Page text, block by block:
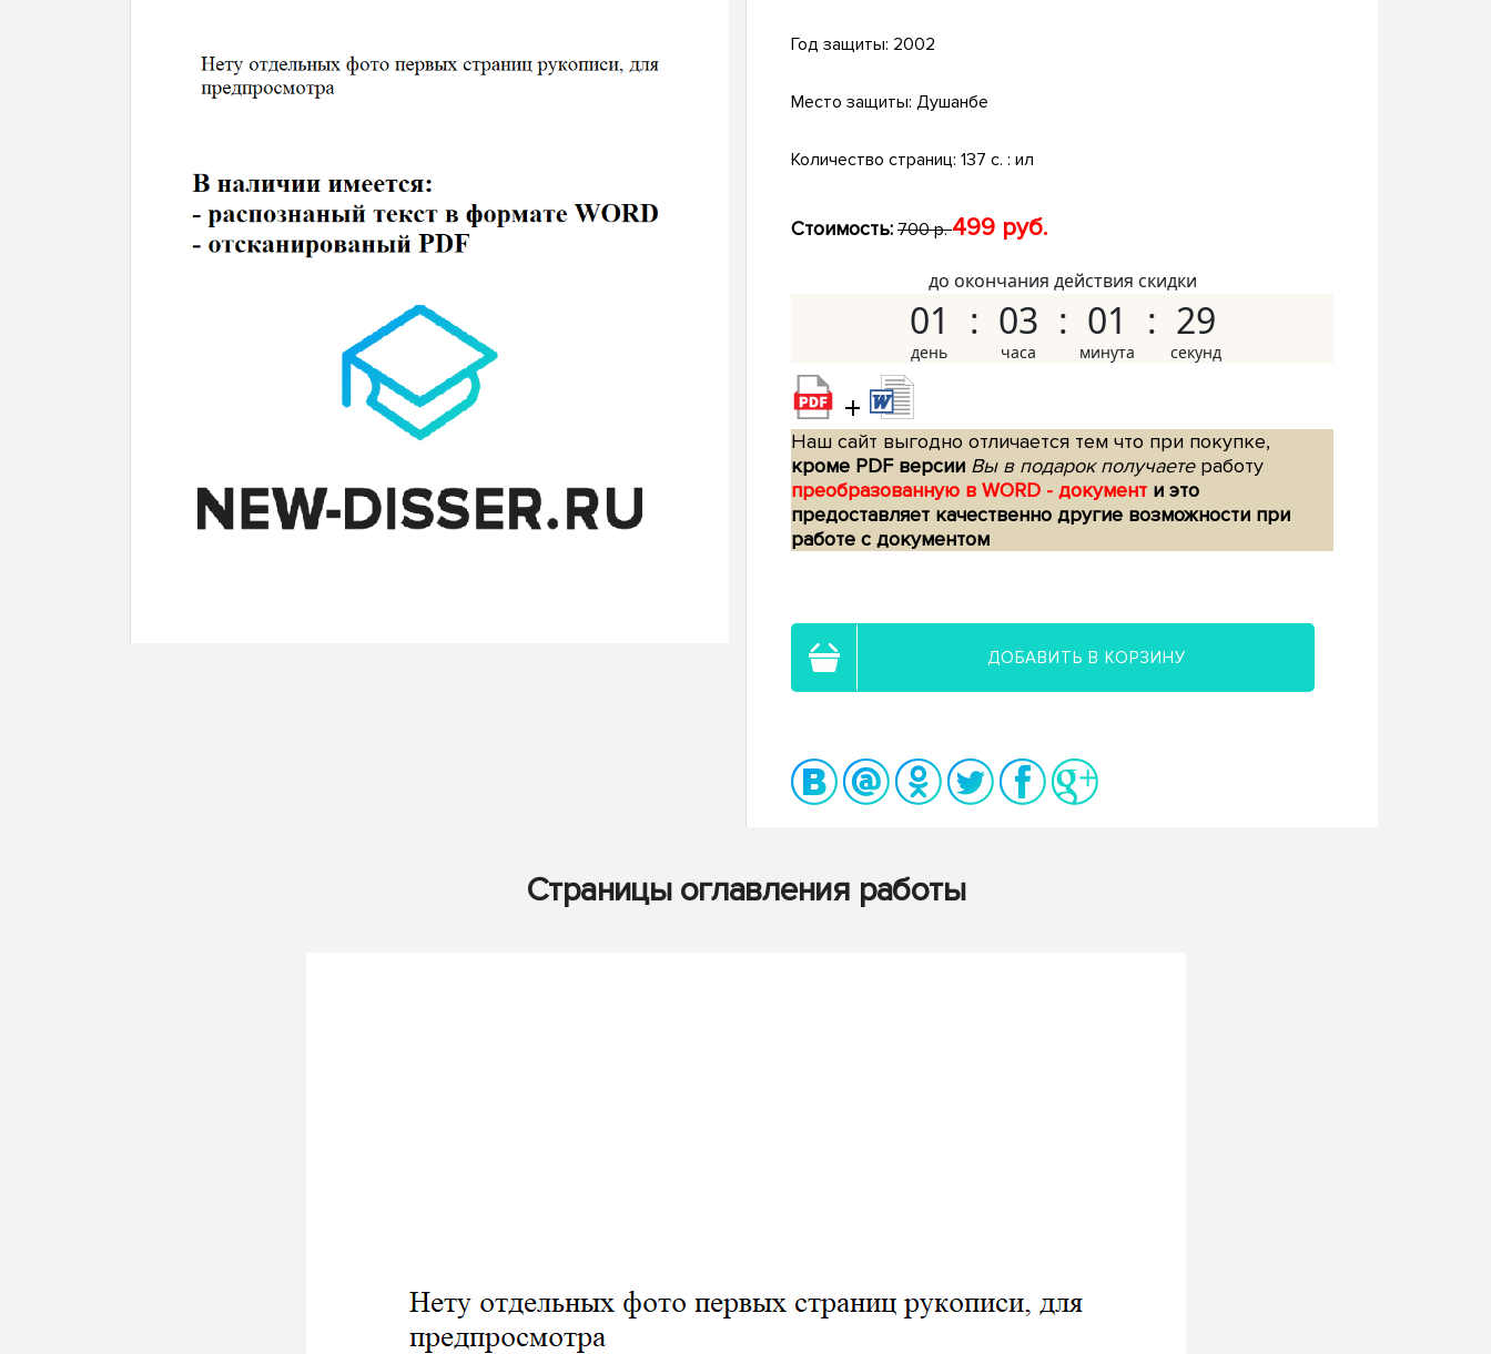
Год защиты: 2002
Место защиты: Душанбе
Количество страниц: 137 с. : ил
Стоимость: 700 р.499 руб.
до окончания действия скидки
01 03 01 28
+
Наш сайт выгодно отличается тем что при покупке,
кроме PDF версии Вы в подарок получаетеработу
преобразованную в WORD - документ и это
предоставляет качественно другие возможности при
работе с документом
ДОБАВИТЬ В КОРЗИНУ
Страницы оглавления работы